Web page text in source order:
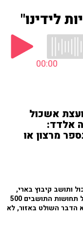
לידינו"
00:00
אשכול
אלדד:
מרצון או
ותושב קיבוץ בארי,
שוחח עם ליאת רון ואריה אלדד ב-103fm על תחושות התושבים 500
הדבר השולט באזור, לא